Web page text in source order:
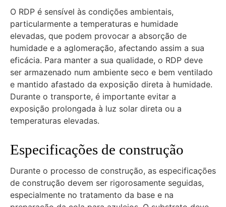
O RDP é sensível às condições ambientais,
particularmente a temperaturas e humidade
elevadas, que podem provocar a absorção de
humidade e a aglomeração, afectando assim a sua
eficácia. Para manter a sua qualidade, o RDP deve
ser armazenado num ambiente seco e bem ventilado
e mantido afastado da exposição direta à humidade.
Durante o transporte, é importante evitar a
exposição prolongada à luz solar direta ou a
temperaturas elevadas.
Especificações de construção
Durante o processo de construção, as especificações
de construção devem ser rigorosamente seguidas,
especialmente no tratamento da base e na